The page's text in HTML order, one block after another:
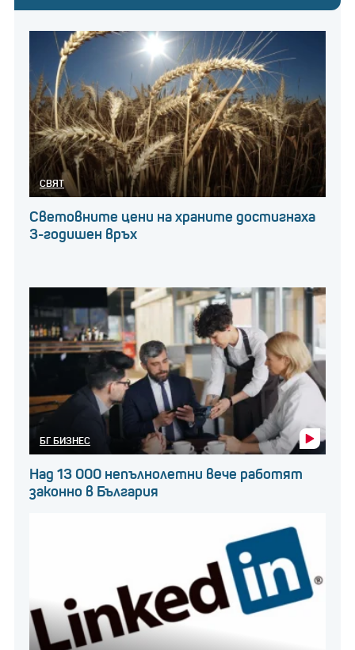
СВЯТ
Световните цени на храните достигнаха
3-годишен връх
БГ БИЗНЕС
Над 13 000 непълнолетни вече работят
законно в България